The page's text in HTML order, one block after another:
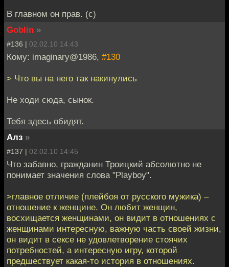
В главном он прав. (с)
Goblin »
#136 | 02.02.10 14:43
Кому: imaginary@1986, #130
> Что вы на него так накинулись
Не ходи сюда, сынок.
Тебя здесь обидят.
Алз »
#137 | 02.02.10 14:45
Что забавно, гражданин Троицкий абсолютно не
понимает значения слова "Playboy".
>главное отличие (плейбоя от русского мужика) –
отношение к женщине. Он любит женщин,
восхищается женщинами, он видит в отношениях с
женщинами интересную, важную часть своей жизни,
он видит в сексе не удовлетворение стоячих
потребностей, а интересную игру, которой
предшествует какая-то история в отношениях.